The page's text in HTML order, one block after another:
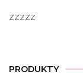
zzzzz
PRODUKTY